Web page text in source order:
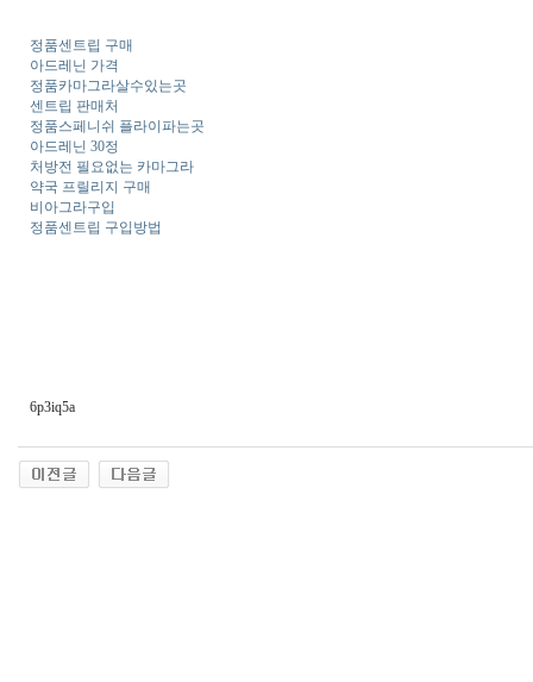
정품센트립 구매
아드레닌 가격
정품카마그라살수있는곳
센트립 판매처
정품스페니쉬 플라이파는곳
아드레닌 30정
처방전 필요없는 카마그라
약국 프릴리지 구매
비아그라구입
정품센트립 구입방법
6p3iq5a